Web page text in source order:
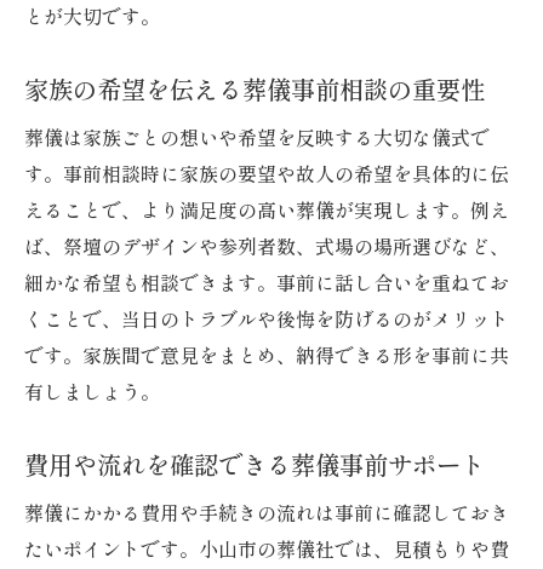
とが大切です。
家族の希望を伝える葬儀事前相談の重要性
葬儀は家族ごとの想いや希望を反映する大切な儀式で
す。事前相談時に家族の要望や故人の希望を具体的に伝
えることで、より満足度の高い葬儀が実現します。例え
ば、祭壇のデザインや参列者数、式場の場所選びなど、
細かな希望も相談できます。事前に話し合いを重ねてお
くことで、当日のトラブルや後悔を防げるのがメリット
です。家族間で意見をまとめ、納得できる形を事前に共
有しましょう。
費用や流れを確認できる葬儀事前サポート
葬儀にかかる費用や手続きの流れは事前に確認しておき
たいポイントです。小山市の葬儀社では、見積もりや費